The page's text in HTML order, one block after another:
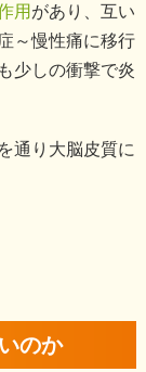
用 があり、互い
～慢性痛に移行
少しの衝撃で炎
通り大脳皮質に
のか